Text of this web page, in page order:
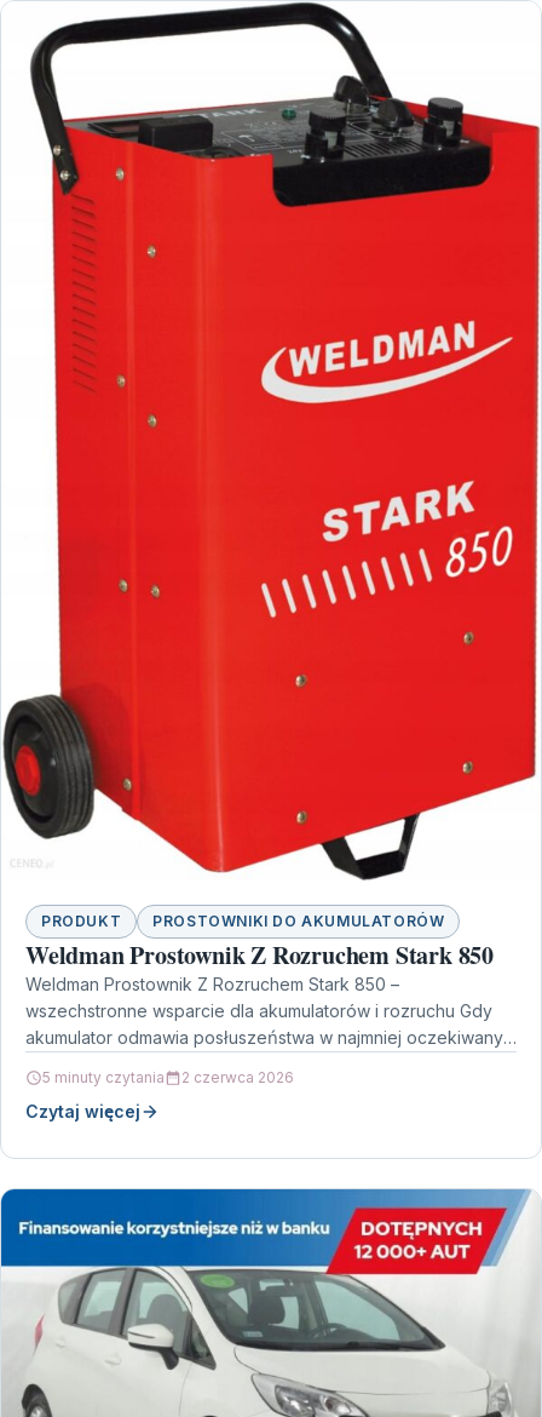
PRODUKT PROSTOWNIKI DO AKUMULATORÓW
Weldman Prostownik Z Rozruchem Stark 850
Weldman Prostownik Z Rozruchem Stark 850 –
wszechstronne wsparcie dla akumulatorów i rozruchu Gdy
akumulator odmawia posłuszeństwa w najmniej oczekiwanym
5 minuty czytania 2 czerwca 2026
Czytaj więcej